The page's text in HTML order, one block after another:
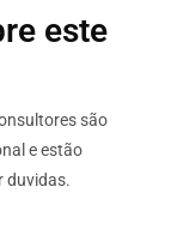
este
são
e estão
duvidas.